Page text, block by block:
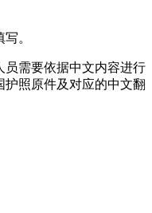
。
员需要依据中文内容进行
照原件及对应的中文翻